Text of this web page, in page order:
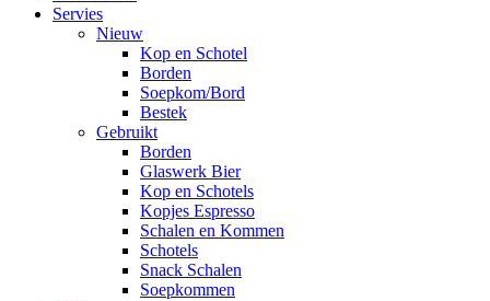
Servies
Nieuw
Kop en Schotel
Borden
Soepkom/Bord
Bestek
Gebruikt
Borden
Glaswerk Bier
Kop en Schotels
Kopjes Espresso
Schalen en Kommen
Schotels
Snack Schalen
Soepkommen